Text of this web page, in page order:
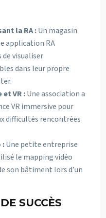
la RA :Un magasin
application RA
visualiser
dans leur propre
VR :Une association a
VR immersive pour
difficultés rencontrées
:Une petite entreprise
le mapping vidéo
son bâtiment lors d’un
SUCCÈS